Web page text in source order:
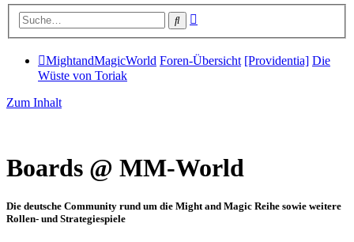
Suche
MightandMagicWorld Foren-Übersicht [Providentia] Die
Wüste von Toriak
Zum Inhalt
Boards @ MM-World
Die deutsche Community rund um die Might and Magic Reihe sowie weitere
Rollen- und Strategiespiele